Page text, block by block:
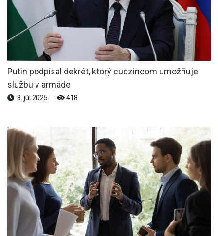
Putin podpísal dekrét, ktorý cudzincom umožňuje
službu v armáde
8. júl 2025 418